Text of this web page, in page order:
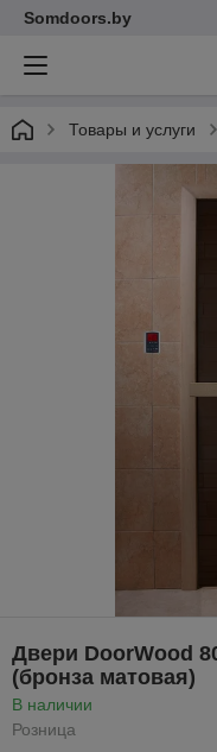
Somdoors.by
Товары и услуги
Двери DoorWood
(бронза матовая)
В наличии
Розница